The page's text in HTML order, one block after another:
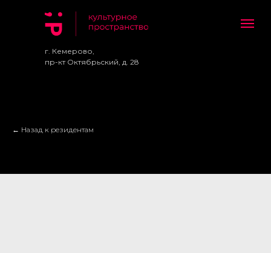
г. Кемерово,
пр-кт Октябрьский, д. 28
← Назад к резидентам